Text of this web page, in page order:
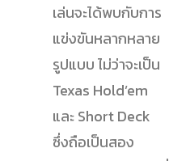
เล่นจะได้พบกับการ
แข่งขันหลากหลาย
รูปแบบ ไม่ว่าจะเป็น
Texas Hold’em
และ Short Deck
ซึ่งถือเป็นสอง